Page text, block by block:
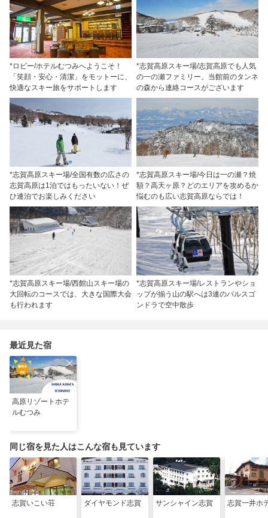
*ロビー/ホテルむつみへようこそ！
「笑顔・安心・清潔」をモットーに、
快適なスキー旅をサポートします
*志賀高原スキー場/志賀高原でも人気
の一の瀬ファミリー。当館前のタンネ
の森から連絡コースがございます
*志賀高原スキー場/全国有数の広さの
志賀高原は1泊ではもったいない！ぜ
ひ連泊でお楽しみください
*志賀高原スキー場/今日は一の瀬？焼
額？高天ヶ原？どのエリアを攻めるか
悩むのも広い志賀高原ならでは！
*志賀高原スキー場/西館山スキー場の
大回転のコースでは、大きな国際大会
も行われます
*志賀高原スキー場/レストランやショ
ップが揃う山の駅へは3連のパルスゴ
ンドラで空中散歩
最近見た宿
高原リゾートホテ
ルむつみ
同じ宿を見た人はこんな宿も見ています
志賀いこい荘 ダイヤモンド志賀 サンシャイン志賀 志賀一井ホ